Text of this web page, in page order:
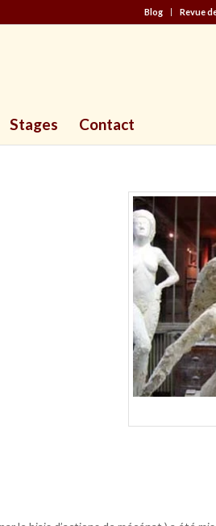
Blog Revue
Stages Contact